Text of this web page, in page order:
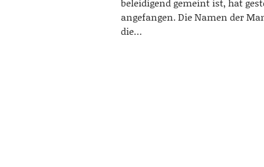
angefangen. Die Namen der
die…